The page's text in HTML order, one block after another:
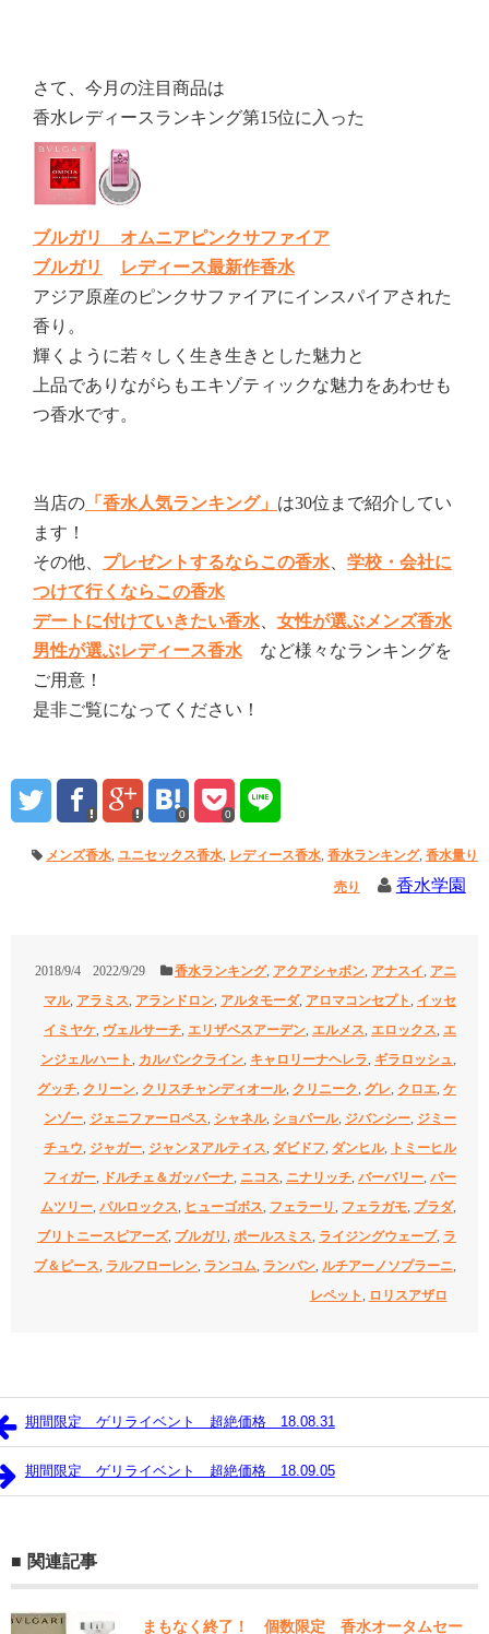
さて、今月の注目商品は
香水レディースランキング第15位に入った
ブルガリ オムニアピンクサファイア
ブルガリ
レディース最新作香水
アジア原産のピンクサファイアにインスパイアされた
香り。
輝くように若々しく生き生きとした魅力と
上品でありながらもエキゾティックな魅力をあわせも
つ香水です。
当店の 「香水人気ランキング」 は30位まで紹介してい
ます！
その他、 プレゼントするならこの香水
学校・会社に
つけて行くならこの香水
デートに付けていきたい香水
女性が選ぶメンズ香水
男性が選ぶレディース香水 など様々なランキングを
ご用意！
是非ご覧になってください！
0 0
メンズ香水, ユニセックス香水, レディース香水, 香水ランキング, 香水量り
売り 香水学園
2018/9/4 2022/9/29 香水ランキング, アクアシャボン, アナスイ, アニ
マル, アラミス, アランドロン, アルタモーダ, アロマコンセプト, イッセ
イミヤケ, ヴェルサーチ, エリザベスアーデン, エルメス, エロックス, エ
ンジェルハート, カルバンクライン, キャロリーナヘレラ, ギラロッシュ,
グッチ, クリーン, クリスチャンディオール, クリニーク, グレ, クロエ, ケ
ンゾー, ジェニファーロペス, シャネル, ショパール, ジバンシー, ジミー
チュウ, ジャガー, ジャンヌアルティス, ダビドフ, ダンヒル,
トミーヒル
フィガー, ドルチェ＆ガッバーナ, ニコス, ニナリッチ, バーバリー, パー
ムツリー, パルロックス, ヒューゴボス, フェラーリ, フェラガモ, プラダ,
ブリトニースピアーズ, ブルガリ, ポールスミス, ライジングウェーブ, ラ
ブ＆ピース, ラルフローレン, ランコム, ランバン, ルチアーノソプラーニ,
レペット, ロリスアザロ
期間限定 ゲリライベント 超絶価格 18.08.31
期間限定 ゲリライベント 超絶価格 18.09.05
関連記事
まもなく終了！ 個数限定 香水オータムセー